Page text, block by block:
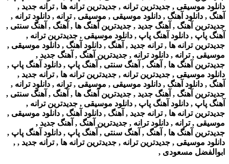
دانلود موسیقی , جدیدترین ترانه , جدیدترین ترانه ها , ترانه جدید ,
آهنگ , دانلود آهنگ , دانلود موسیقی , موسیقی , ترانه , دانلود ترانه ,
جدیدترین آهنگ , آهنگ جدید , جدیدترین آهنگ ها , آهنگ , آهنگ سنتی ,
آهنگ پاپ , دانلود آهنگ پاپ , دانلود موسیقی , جدیدترین ترانه ,
جدیدترین ترانه ها , ترانه جدید , آهنگ , دانلود آهنگ , دانلود موسیقی ,
موسیقی , ترانه , دانلود ترانه , جدیدترین آهنگ , آهنگ جدید ,
جدیدترین آهنگ ها , آهنگ , آهنگ سنتی , آهنگ پاپ , دانلود آهنگ پاپ ,
دانلود موسیقی , جدیدترین ترانه , جدیدترین ترانه ها , ترانه جدید ,
آهنگ , دانلود آهنگ , دانلود موسیقی , موسیقی , ترانه , دانلود ترانه ,
جدیدترین آهنگ , آهنگ جدید , جدیدترین آهنگ ها , آهنگ , آهنگ سنتی ,
آهنگ پاپ , دانلود آهنگ پاپ , دانلود موسیقی , جدیدترین ترانه ,
جدیدترین ترانه ها , ترانه جدید , آهنگ , دانلود آهنگ , دانلود موسیقی ,
موسیقی , ترانه , دانلود ترانه , جدیدترین آهنگ , آهنگ جدید ,
جدیدترین آهنگ ها , آهنگ , آهنگ سنتی , آهنگ پاپ , دانلود آهنگ پاپ ,
دانلود موسیقی , جدیدترین ترانه , جدیدترین ترانه ها , ترانه جدید , ,
ابوالفضل مسعودی ,